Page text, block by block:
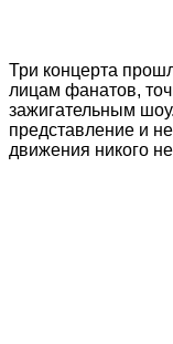
Три концерта
лицам фанатов,
зажигательным
представление и
движения никого